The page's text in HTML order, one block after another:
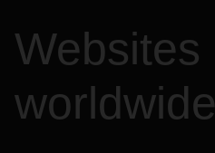
Websites
worldwide